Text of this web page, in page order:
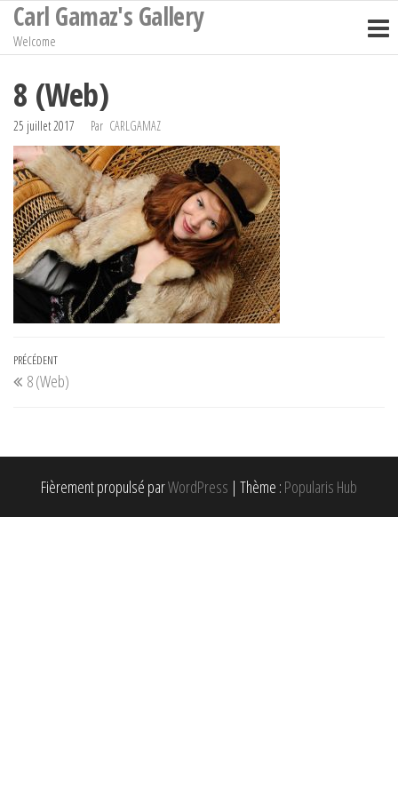
Passer
contenu
Carl Gamaz's Gallery
Welcome
8 (Web)
25 juillet 2017 Par CARLGAMAZ
Navigation
de
Article
précédent
PRÉCÉDENT
8 (Web)
Fièrement propulsé parWordPress | Thème : Popularis Hub